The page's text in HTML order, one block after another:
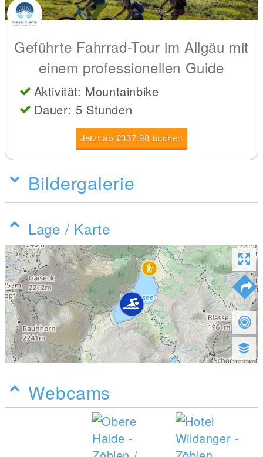
Geführte Fahrrad-Tour im Allgäu mit
einem professionellen Guide
Aktivität: Mountainbike
Dauer: 5 Stunden
Jetzt ab £337.98 buchen
Bildergalerie
Lage / Karte
Webcams